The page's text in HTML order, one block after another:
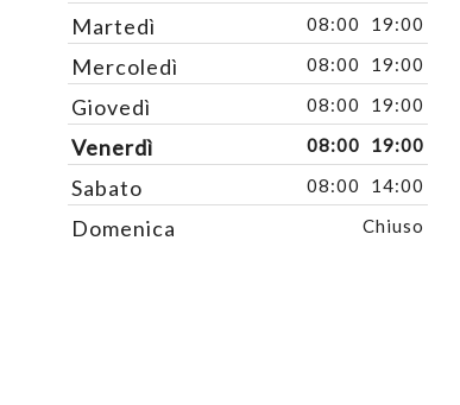
Martedì 08:00 19:00
Mercoledì 08:00 19:00
Giovedì 08:00 19:00
Venerdì 08:00 19:00
Sabato 08:00 14:00
Domenica Chiuso